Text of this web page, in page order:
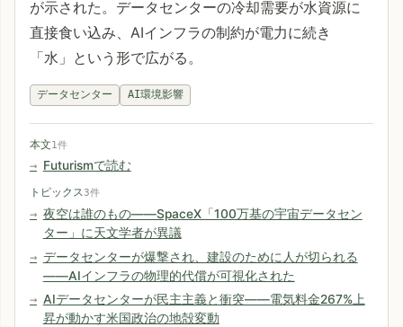
が示された。データセンターの冷却需要が水資源に
直接食い込み、AIインフラの制約が電力に続き
「水」という形で広がる。
データセンター AI環境影響
本文1件
Futurismで読む
トピックス3件
夜空は誰のもの――SpaceX「100万基の宇宙データセン
ター」に天文学者が異議
データセンターが爆撃され、建設のために人が切られる
——AIインフラの物理的代償が可視化された
AIデータセンターが民主主義と衝突——電気料金267%上
昇が動かす米国政治の地殻変動